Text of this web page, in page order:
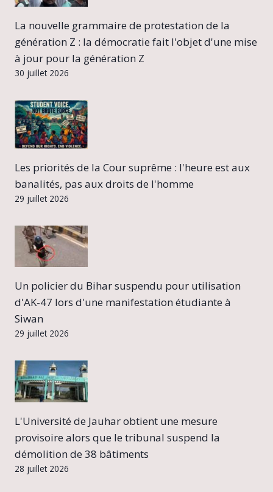
La nouvelle grammaire de protestation de la
génération Z : la démocratie fait l'objet d'une mise
à jour pour la génération Z
30 juillet 2026
Les priorités de la Cour suprême : l'heure est aux
banalités, pas aux droits de l'homme
29 juillet 2026
Un policier du Bihar suspendu pour utilisation
d'AK-47 lors d'une manifestation étudiante à
Siwan
29 juillet 2026
L'Université de Jauhar obtient une mesure
provisoire alors que le tribunal suspend la
démolition de 38 bâtiments
28 juillet 2026